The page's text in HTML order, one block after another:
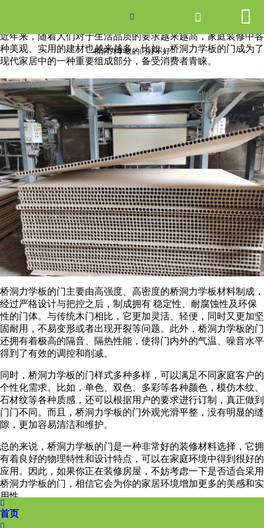
网站首页
产品中心
关于爱游戏ayx体育
走进爱游戏ayx体育
联系我们

桥洞力学板的门好不好
 
桥洞力学板的门好不好
近年来，随着人们对于生活品质的要求越来越高，家庭装修中各
种美观、实用的建材也越来越多。比如，桥洞力学板的门成为了
现代家居中的一种重要组成部分，备受消费者青睐。
桥洞力学板的门主要由高强度、高密度的桥洞力学板材料制成，
经过严格设计与把控之后，制成拥有 稳定性、耐腐蚀性及环保
性的门体。与传统木门相比，它更加灵活、轻便，同时又更加坚
固耐用，不易变形或者出现开裂等问题。此外，桥洞力学板的门
还拥有着极高的隔音、隔热性能，使得门内外的气温、噪音水平
得到了有效的调控和削减。
同时，桥洞力学板的门样式多种多样，可以满足不同家庭客户的
个性化需求。比如，单色、双色、多彩等各种颜色，模仿木纹、
石材纹等各种质感，还可以根据用户的要求进行订制，真正做到
门门不同。而且，桥洞力学板的门外观光滑平整，没有明显的缝
隙，更加容易清洁和维护。
总的来说，桥洞力学板的门是一种非常好的装修材料选择，它拥
有着良好的物理特性和设计特点，可以在家庭环境中得到很好的
应用。因此，如果你正在装修房屋，不妨考虑一下是否适合采用
桥洞力学板的门，相信它会为你的家居环境增加更多的美感和实
用性。
上一篇：

首页
